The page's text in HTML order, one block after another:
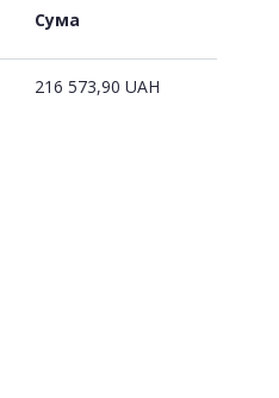
Сума
216 573,90 UAH